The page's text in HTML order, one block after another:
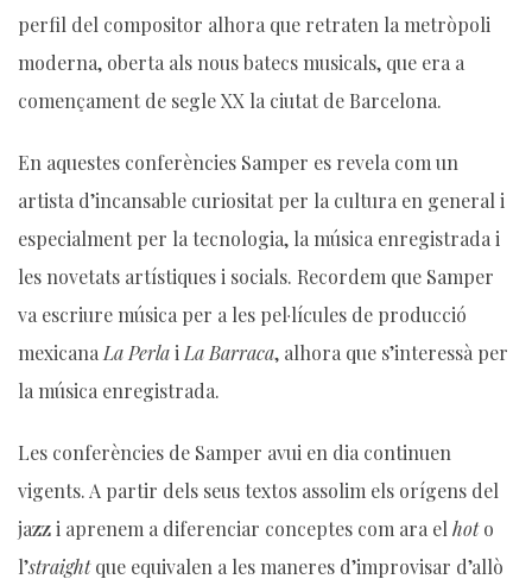
perfil del compositor alhora que retraten la metròpoli
moderna, oberta als nous batecs musicals, que era a
començament de segle XX la ciutat de Barcelona.
En aquestes conferències Samper es revela com un
artista d’incansable curiositat per la cultura en general i
especialment per la tecnologia, la música enregistrada i
les novetats artístiques i socials. Recordem que Samper
va escriure música per a les pel·lícules de producció
mexicana La Perlai La Barraca, alhora que s’interessà per
la música enregistrada.
Les conferències de Samper avui en dia continuen
vigents. A partir dels seus textos assolim els orígens del
jazz i aprenem a diferenciar conceptes com ara el hoto
l’straightque equivalen a les maneres d’improvisar d’allò